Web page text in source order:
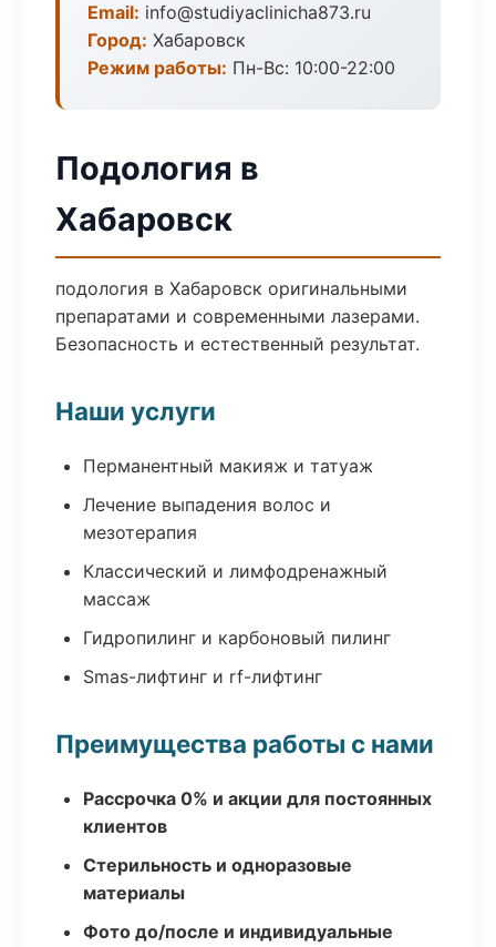
Email: info@studiyaclinicha873.ru
Город: Хабаровск
Режим работы: Пн-Вс: 10:00-22:00
Подология в
Хабаровск
подология в Хабаровск оригинальными
препаратами и современными лазерами.
Безопасность и естественный результат.
Наши услуги
Перманентный макияж и татуаж
Лечение выпадения волос и
мезотерапия
Классический и лимфодренажный
массаж
Гидропилинг и карбоновый пилинг
Smas-лифтинг и rf-лифтинг
Преимущества работы с нами
Рассрочка 0% и акции для постоянных
клиентов
Стерильность и одноразовые
материалы
Фото до/после и индивидуальные